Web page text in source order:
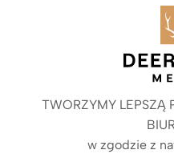
TWORZYMY LEPSZĄ
w zgodzie z